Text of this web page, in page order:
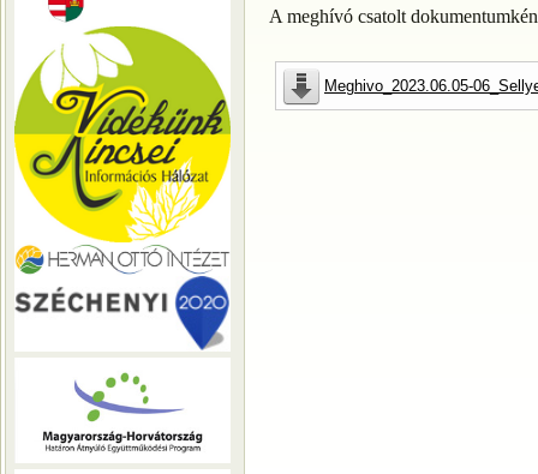
A meghívó csatolt
Meghivo_2023.06.05-